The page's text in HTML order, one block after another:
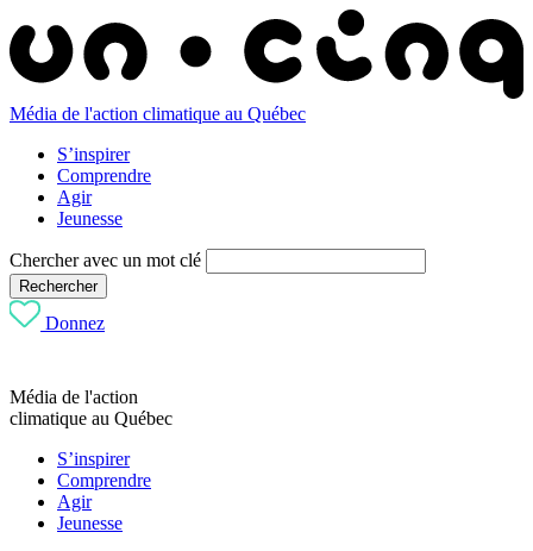
Média de l'action climatique au Québec
S’inspirer
Comprendre
Agir
Jeunesse
Chercher avec un mot clé
Rechercher
Donnez
Média de l'action
climatique au Québec
S’inspirer
Comprendre
Agir
Jeunesse